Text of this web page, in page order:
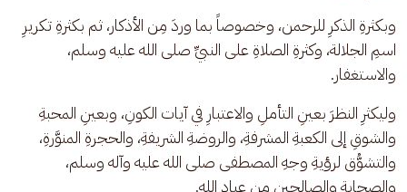
وبكثرةِ الذكرِ للرحمن، وخصوصاً بما وردَ مِن الأذكار، ثم بكثرةِ تكريرِ
اسمِ الجلالة، وكثرةِ الصلاةِ على النبيِّ صلى الله عليه وسلم،
والاستغفار.
وليكثرِ النظرَ بعينِ التأملِ والاعتبارِ في آيات الكونِ، وبعينِ المحبةِ
والشوقِ إلى الكعبةِ المشرفةِ، والروضةِ الشريفةِ، والحجرةِ المنوَّرةِ،
والتشوُّق لرؤيةِ وجهِ المصطفى صلى الله عليه وآله وسلم،
والصحابة والصالحين مِن عبادِ الله.